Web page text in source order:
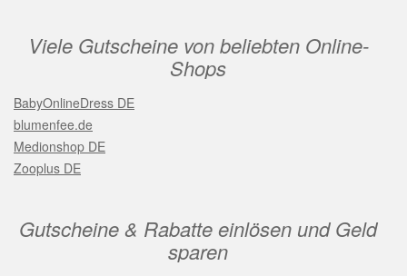
Viele Gutscheine von beliebten Online-
Shops
BabyOnlineDress DE
blumenfee.de
Medionshop DE
Zooplus DE
Gutscheine & Rabatte einlösen und Geld
sparen